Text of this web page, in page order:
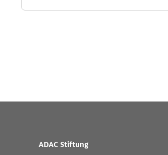
ADAC Stiftung